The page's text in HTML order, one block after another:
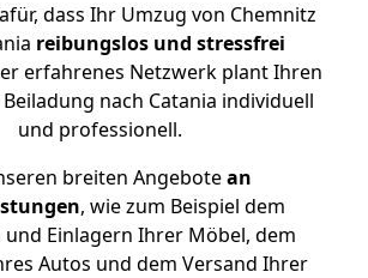
dass Ihr Umzug von Chemnitz
reibungslos und stressfrei
erfahrenes Netzwerk plant Ihren
nach Catania individuell
und professionell.
breiten Angebotean
, wie zum Beispiel dem
und Einlagern Ihrer Möbel, dem
Autos und dem Versand Ihrer